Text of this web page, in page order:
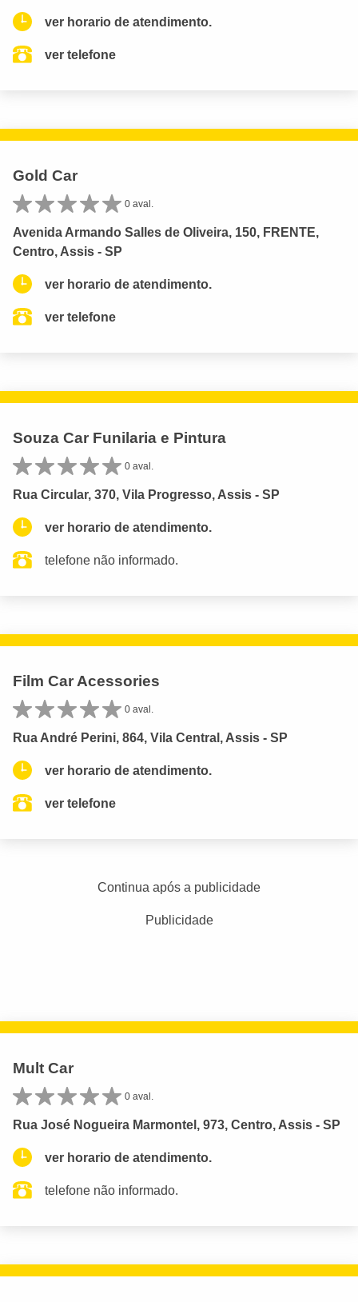
ver horario de atendimento.
ver telefone
Gold Car
0 aval.
Avenida Armando Salles de Oliveira, 150, FRENTE,
Centro, Assis - SP
ver horario de atendimento.
ver telefone
Souza Car Funilaria e Pintura
0 aval.
Rua Circular, 370, Vila Progresso, Assis - SP
ver horario de atendimento.
telefone não informado.
Film Car Acessories
0 aval.
Rua André Perini, 864, Vila Central, Assis - SP
ver horario de atendimento.
ver telefone
Continua após a publicidade
Publicidade
Mult Car
0 aval.
Rua José Nogueira Marmontel, 973, Centro, Assis - SP
ver horario de atendimento.
telefone não informado.